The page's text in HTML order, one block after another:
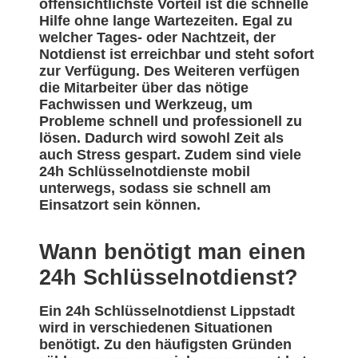
offensichtlichste Vorteil ist die schnelle
Hilfe ohne lange Wartezeiten. Egal zu
welcher Tages- oder Nachtzeit, der
Notdienst ist erreichbar und steht sofort
zur Verfügung. Des Weiteren verfügen
die Mitarbeiter über das nötige
Fachwissen und Werkzeug, um
Probleme schnell und professionell zu
lösen. Dadurch wird sowohl Zeit als
auch Stress gespart. Zudem sind viele
24h Schlüsselnotdienste mobil
unterwegs, sodass sie schnell am
Einsatzort sein können.
Wann benötigt man einen
24h Schlüsselnotdienst?
Ein 24h Schlüsselnotdienst Lippstadt
wird in verschiedenen Situationen
benötigt. Zu den häufigsten Gründen